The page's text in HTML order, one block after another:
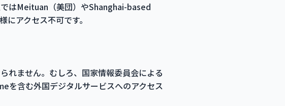
はMeituan（美団）やShanghai-based
アクセス不可です。
れません。むしろ、国家情報委員会による
を含む外国デジタルサービスへのアクセス